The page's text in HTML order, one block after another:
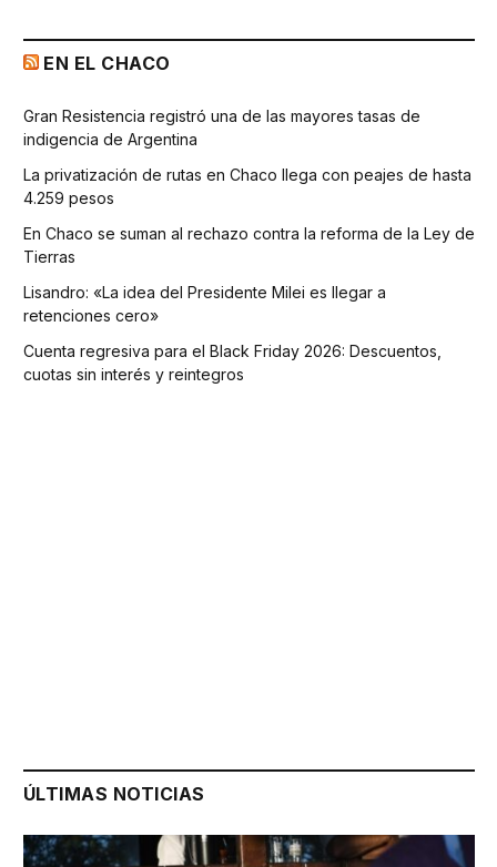
EN EL CHACO
Gran Resistencia registró una de las mayores tasas de
indigencia de Argentina
La privatización de rutas en Chaco llega con peajes de hasta
4.259 pesos
En Chaco se suman al rechazo contra la reforma de la Ley de
Tierras
Lisandro: «La idea del Presidente Milei es llegar a
retenciones cero»
Cuenta regresiva para el Black Friday 2026: Descuentos,
cuotas sin interés y reintegros
ÚLTIMAS NOTICIAS